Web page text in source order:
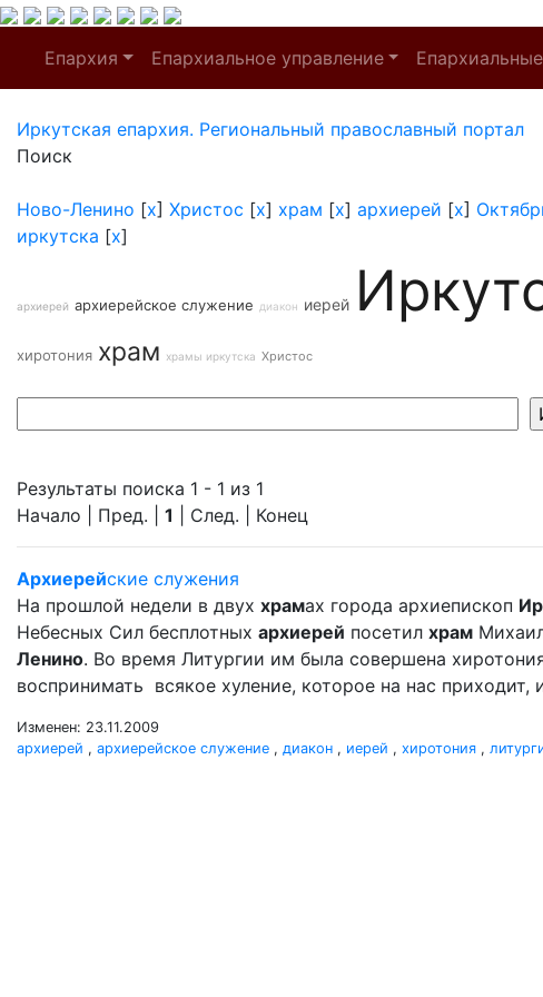
Епархия Епархиальное управление
Иркутская епархия. Региональный православный портал
Поиск
Ново-Ленино [x] Христос [x] храм [x] архиерей [x]
иркутска [x]
архиерей архиерейское служение диакон иерей
хиротония храм храмы иркутска Христос
Результаты поиска 1 - 1 из 1
Начало | Пред. | 1 | След. | Конец
Архиерейские служения
На прошлой недели в двух храмах города архиепископ
Небесных Сил бесплотных архиерей посетил храм
Ленино. Во время Литургии им была совершена
воспринимать всякое хуление, которое на нас приходит,
Изменен: 23.11.2009
архиерей , архиерейское служение , диакон , иерей , хиротония ,